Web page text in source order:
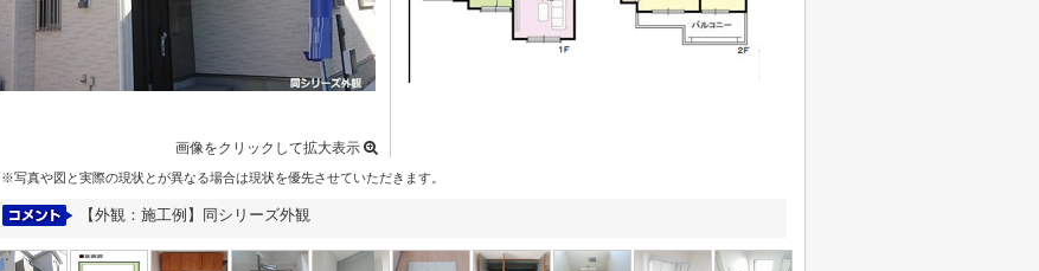
画像をクリックして拡大表示
※写真や図と実際の現状とが異なる場合は現状を優先させていただきます。
【外観：施工例】同シリーズ外観